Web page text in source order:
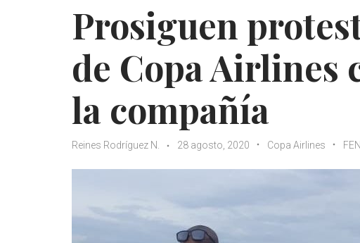
Prosiguen
de Copa Airlines
la compañía
Reines Rodríguez N. 28 agosto, 2020 Copa Airlines